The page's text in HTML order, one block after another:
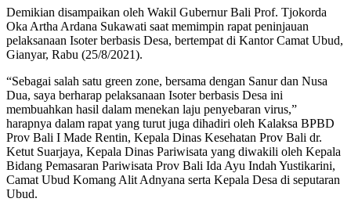
Demikian disampaikan oleh Wakil Gubernur Bali Prof. Tjokorda
Oka Artha Ardana Sukawati saat memimpin rapat peninjauan
pelaksanaan Isoter berbasis Desa, bertempat di Kantor Camat Ubud,
Gianyar, Rabu (25/8/2021).
“Sebagai salah satu green zone, bersama dengan Sanur dan Nusa
Dua, saya berharap pelaksanaan Isoter berbasis Desa ini
membuahkan hasil dalam menekan laju penyebaran virus,”
harapnya dalam rapat yang turut juga dihadiri oleh Kalaksa BPBD
Prov Bali I Made Rentin, Kepala Dinas Kesehatan Prov Bali dr.
Ketut Suarjaya, Kepala Dinas Pariwisata yang diwakili oleh Kepala
Bidang Pemasaran Pariwisata Prov Bali Ida Ayu Indah Yustikarini,
Camat Ubud Komang Alit Adnyana serta Kepala Desa di seputaran
Ubud.